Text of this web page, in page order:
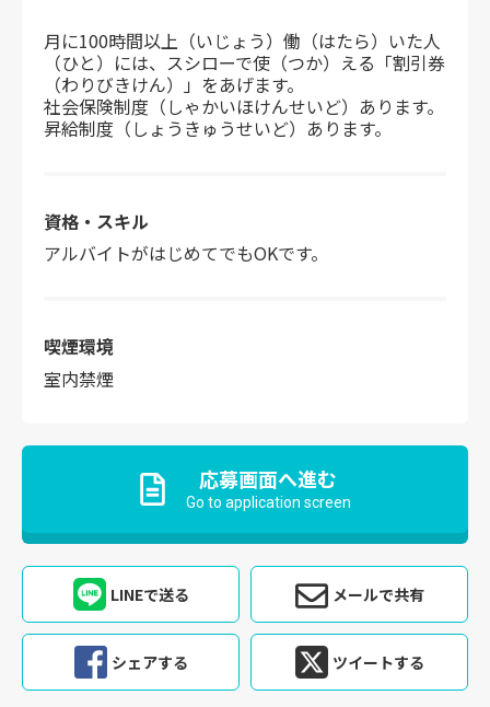
月に100時間以上（いじょう）働（はたら）いた人
（ひと）には、スシローで使（つか）える「割引券
（わりびきけん）」をあげます。
社会保険制度（しゃかいほけんせいど）あります。
昇給制度（しょうきゅうせいど）あります。
資格・スキル
アルバイトがはじめてでもOKです。
喫煙環境
室内禁煙
応募画面へ進む
Go to application screen
LINEで送る メールで共有
シェアする ツイートする